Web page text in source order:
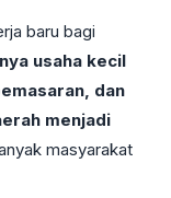
baru bagi
usaha kecil
dan
menjadi
masyarakat